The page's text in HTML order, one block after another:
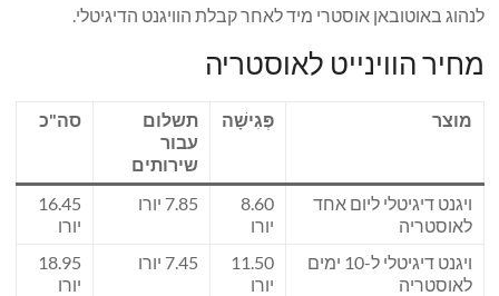
לנהוג באוטובאן אוסטרי מיד לאחר קבלת הוויגנט הדיגיטלי.
מחיר הווינייט לאוסטריה
מוצר פְּגִישָׁה
תשלום
עבור
שירותים
סה"כ
ויגנט דיגיטלי ליום אחד
לאוסטריה
8.60
יורו
7.85 יורו
16.45
יורו
ויגנט דיגיטלי ל-10 ימים
לאוסטריה
11.50
יורו
7.45 יורו
18.95
יורו